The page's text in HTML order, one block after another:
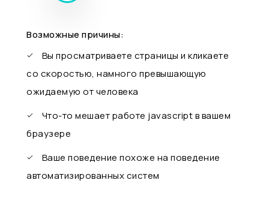
Возможные причины:
Вы просматриваете страницы и кликаете
со скоростью, намного превышающую
ожидаемую от человека
Что-то мешает работе javascript в вашем
браузере
Ваше поведение похоже на поведение
автоматизированных систем